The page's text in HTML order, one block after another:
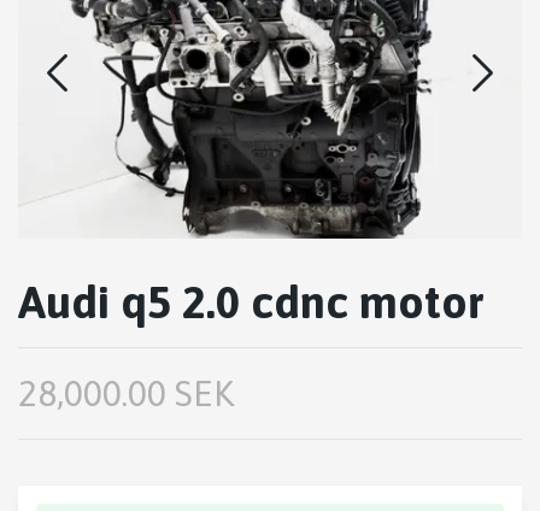
Audi q5 2.0 cdnc motor
28,000.00 SEK